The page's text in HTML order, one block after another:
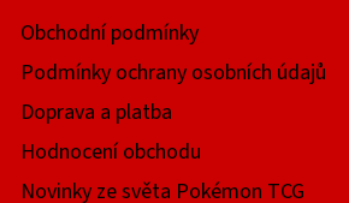
Obchodní podmínky
Podmínky ochrany osobních údajů
Doprava a platba
Hodnocení obchodu
Novinky ze světa Pokémon TCG